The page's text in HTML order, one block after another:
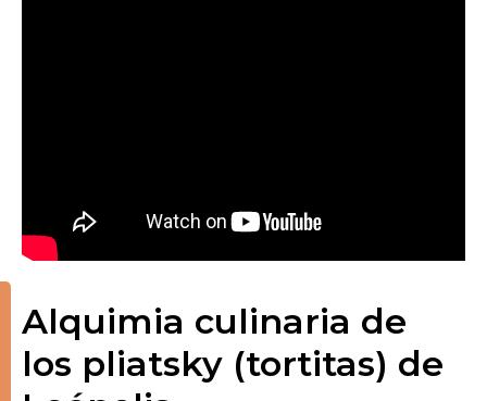
Alquimia culinaria de
los pliatsky (tortitas) de